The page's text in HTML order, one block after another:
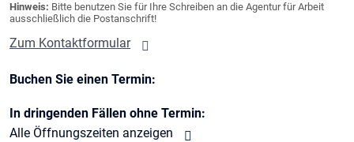
Hinweis: Bitte benutzen Sie für Ihre Schreiben an die Agentur für Arbeit
ausschließlich die Postanschrift!
Zum Kontaktformular
Buchen Sie einen Termin:
In dringenden Fällen ohne Termin:
Alle Öffnungszeiten anzeigen